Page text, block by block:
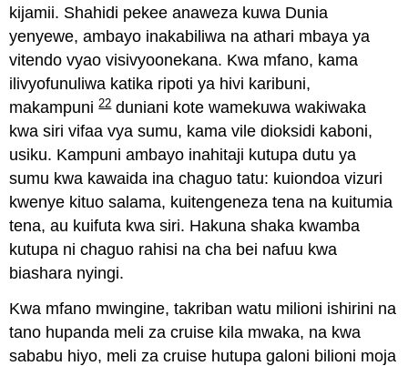
kijamii. Shahidi pekee anaweza kuwa Dunia
yenyewe, ambayo inakabiliwa na athari mbaya ya
vitendo vyao visivyoonekana. Kwa mfano, kama
ilivyofunuliwa katika ripoti ya hivi karibuni,
makampuni22duniani kote wamekuwa wakiwaka
kwa siri vifaa vya sumu, kama vile dioksidi kaboni,
usiku. Kampuni ambayo inahitaji kutupa dutu ya
sumu kwa kawaida ina chaguo tatu: kuiondoa vizuri
kwenye kituo salama, kuitengeneza tena na kuitumia
tena, au kuifuta kwa siri. Hakuna shaka kwamba
kutupa ni chaguo rahisi na cha bei nafuu kwa
biashara nyingi.
Kwa mfano mwingine, takriban watu milioni ishirini na
tano hupanda meli za cruise kila mwaka, na kwa
sababu hiyo, meli za cruise hutupa galoni bilioni moja